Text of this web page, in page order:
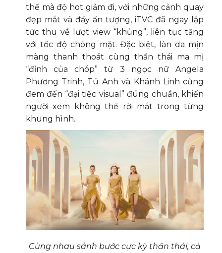
thế mà độ hot giảm đi, với những cảnh quay
đẹp mắt và đầy ấn tượng, iTVC đã ngay lập
tức thu về lượt view “khủng”, liên tục tăng
với tốc độ chóng mặt. Đặc biệt, làn da mịn
màng thanh thoát cùng thần thái ma mị
“đỉnh của chóp” từ 3 ngọc nữ Angela
Phương Trinh, Tú Anh và Khánh Linh cũng
đem đến “đại tiệc visual” đúng chuẩn, khiến
người xem không thể rời mắt trong từng
khung hình.
Cùng nhau sánh bước cực kỳ thần thái, cả